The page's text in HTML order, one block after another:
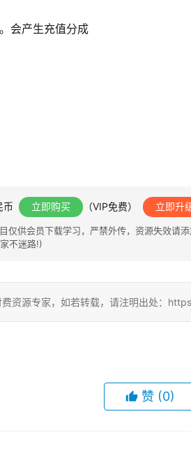
会产生充值分成
币 立即购买 （VIP免费） 立即升
仅供会员下载学习，严禁外传，资源失效请
不迷路!)
费资源专家，如若转载，请注明出处：
赞 (0)